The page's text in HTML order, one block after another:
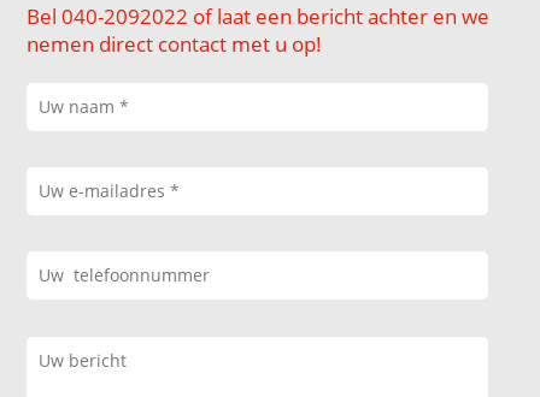
Bel 040-2092022 of laat een bericht achter en we
nemen direct contact met u op!